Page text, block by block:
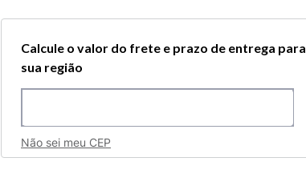
Calcule o valor do frete e prazo de entrega para
sua região
Não sei meu CEP